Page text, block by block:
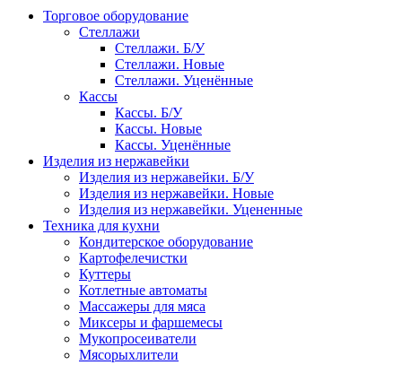
Торговое оборудование
Стеллажи
Стеллажи. Б/У
Стеллажи. Новые
Стеллажи. Уценённые
Кассы
Кассы. Б/У
Кассы. Новые
Кассы. Уценённые
Изделия из нержавейки
Изделия из нержавейки. Б/У
Изделия из нержавейки. Новые
Изделия из нержавейки. Уцененные
Техника для кухни
Кондитерское оборудование
Картофелечистки
Куттеры
Котлетные автоматы
Массажеры для мяса
Миксеры и фаршемесы
Мукопросеиватели
Мясорыхлители